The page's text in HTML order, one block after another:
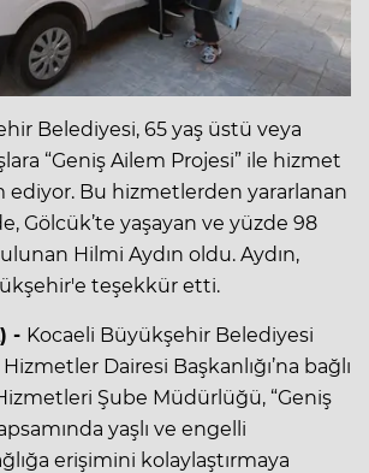
Belediyesi, 65 yaş üstü veya
“Geniş Ailem Projesi” ile hizmet
ediyor. Bu hizmetlerden yararlanan
Gölcük’te yaşayan ve yüzde 98
Hilmi Aydın oldu. Aydın,
teşekkür etti.
- Kocaeli Büyükşehir Belediyesi
Dairesi Başkanlığı’na bağlı
Şube Müdürlüğü, “Geniş
yaşlı ve engelli
erişimini kolaylaştırmaya